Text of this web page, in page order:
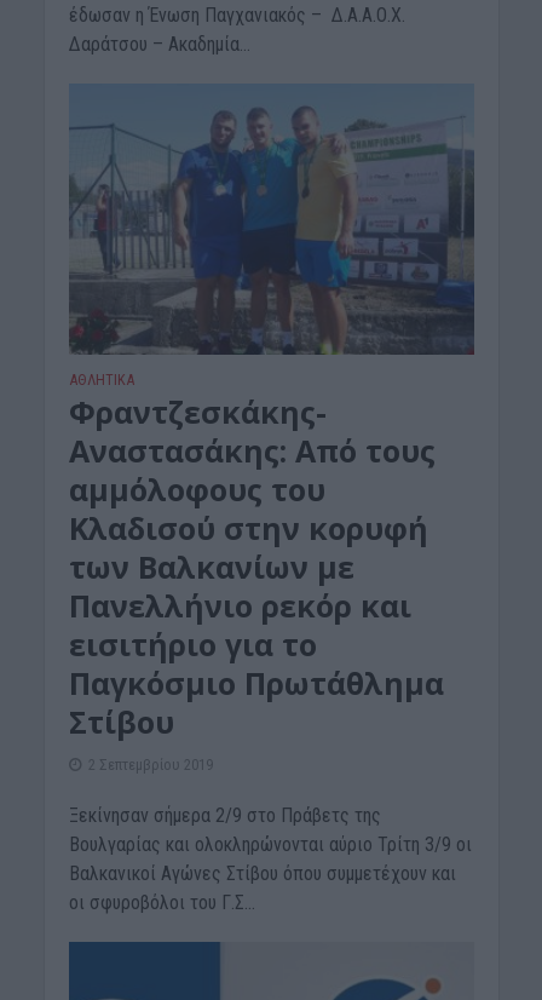
έδωσαν η Ένωση Παγχανιακός – Δ.Α.Α.Ο.Χ.
Δαράτσου – Ακαδημία...
ΑΘΛΗΤΙΚΑ
Φραντζεσκάκης-
Αναστασάκης: Από τους
αμμόλοφους του
Κλαδισού στην κορυφή
των Βαλκανίων με
Πανελλήνιο ρεκόρ και
εισιτήριο για το
Παγκόσμιο Πρωτάθλημα
Στίβου
2 Σεπτεμβρίου 2019
Ξεκίνησαν σήμερα 2/9 στο Πράβετς της
Βουλγαρίας και ολοκληρώνονται αύριο Τρίτη 3/9 οι
Βαλκανικοί Αγώνες Στίβου όπου συμμετέχουν και
οι σφυροβόλοι του Γ.Σ...